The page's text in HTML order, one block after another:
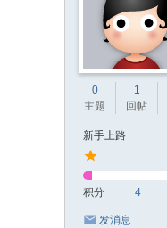
0
主题
1
回帖
新手上路
积分 4
发消息